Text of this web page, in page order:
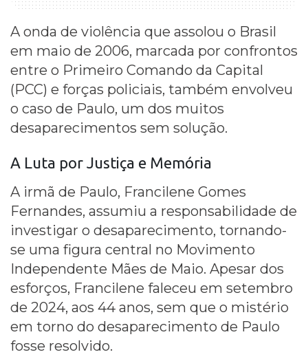
A onda de violência que assolou o Brasil
em maio de 2006, marcada por confrontos
entre o Primeiro Comando da Capital
(PCC) e forças policiais, também envolveu
o caso de Paulo, um dos muitos
desaparecimentos sem solução.
A Luta por Justiça e Memória
A irmã de Paulo, Francilene Gomes
Fernandes, assumiu a responsabilidade de
investigar o desaparecimento, tornando-
se uma figura central no Movimento
Independente Mães de Maio. Apesar dos
esforços, Francilene faleceu em setembro
de 2024, aos 44 anos, sem que o mistério
em torno do desaparecimento de Paulo
fosse resolvido.